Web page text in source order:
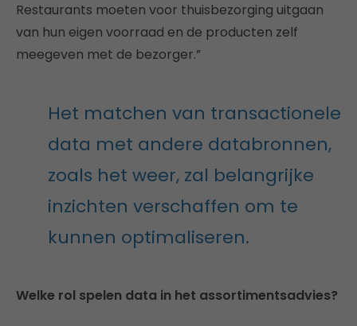
Restaurants moeten voor thuisbezorging uitgaan
van hun eigen voorraad en de producten zelf
meegeven met de bezorger.”
Het matchen van transactionele
data met andere databronnen,
zoals het weer, zal belangrijke
inzichten verschaffen om te
kunnen optimaliseren.
Welke rol spelen data in het assortimentsadvies?